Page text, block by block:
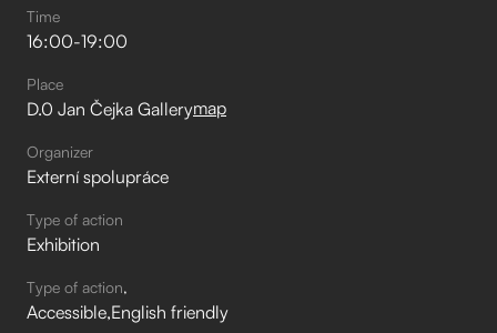
Time
16:00-19:00
Place
D.0 Jan Čejka Gallerymap
Organizer
Externí spolupráce
Type of action
Exhibition
Type of action
Accessible English friendly